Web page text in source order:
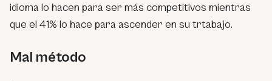
idioma lo hacen para ser más competitivos mientras
que el 41% lo hace para ascender en su trtabajo.
Mal método